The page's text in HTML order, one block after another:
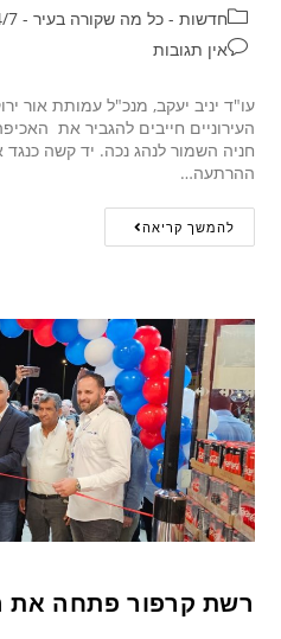
חדשות - כל מה שקורה בעיר - 24/7
אין תגובות
עו"ד יניב יעקב, מנכ"ל עמותת אור
העירוניים חייבים להגביר את
חניה השמור לנהג נכה. יד קשה
ההרתעה…
להמשך קריאה
רשת קרפור פתחה את